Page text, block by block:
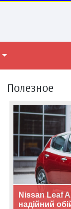
Полезное
Nissan Leaf
надійний